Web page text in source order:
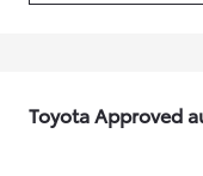
Toyota Approved